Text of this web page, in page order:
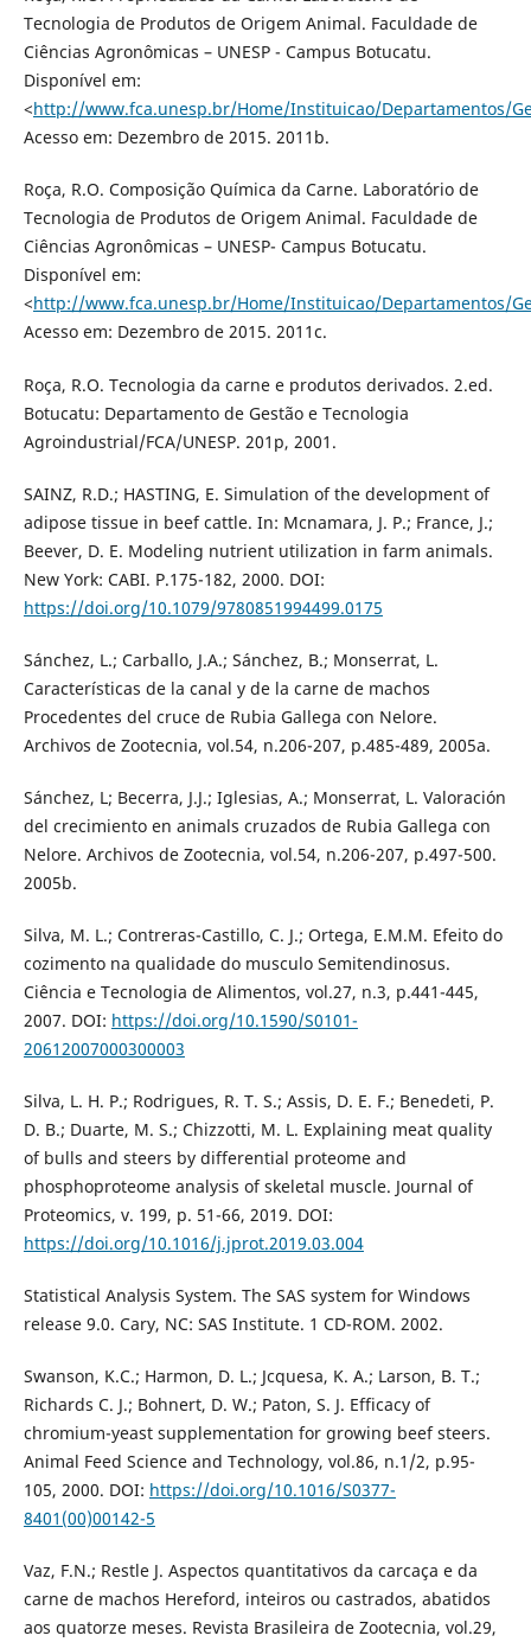
Tecnologia de Produtos de Origem Animal. Faculdade de
Ciências Agronômicas – UNESP - Campus Botucatu.
Disponível em:
<http://www.fca.unesp.br/Home/Instituicao/Departamentos/
Acesso em: Dezembro de 2015. 2011b.
Roça, R.O. Composição Química da Carne. Laboratório de
Tecnologia de Produtos de Origem Animal. Faculdade de
Ciências Agronômicas – UNESP- Campus Botucatu.
Disponível em:
<http://www.fca.unesp.br/Home/Instituicao/Departamentos/
Acesso em: Dezembro de 2015. 2011c.
Roça, R.O. Tecnologia da carne e produtos derivados. 2.ed.
Botucatu: Departamento de Gestão e Tecnologia
Agroindustrial/FCA/UNESP. 201p, 2001.
SAINZ, R.D.; HASTING, E. Simulation of the development of
adipose tissue in beef cattle. In: Mcnamara, J. P.; France, J.;
Beever, D. E. Modeling nutrient utilization in farm animals.
New York: CABI. P.175-182, 2000. DOI:
https://doi.org/10.1079/9780851994499.0175
Sánchez, L.; Carballo, J.A.; Sánchez, B.; Monserrat, L.
Características de la canal y de la carne de machos
Procedentes del cruce de Rubia Gallega con Nelore.
Archivos de Zootecnia, vol.54, n.206-207, p.485-489, 2005a.
Sánchez, L; Becerra, J.J.; Iglesias, A.; Monserrat, L. Valoración
del crecimiento en animals cruzados de Rubia Gallega con
Nelore. Archivos de Zootecnia, vol.54, n.206-207, p.497-500.
2005b.
Silva, M. L.; Contreras-Castillo, C. J.; Ortega, E.M.M. Efeito do
cozimento na qualidade do musculo Semitendinosus.
Ciência e Tecnologia de Alimentos, vol.27, n.3, p.441-445,
2007. DOI: https://doi.org/10.1590/S0101-
20612007000300003
Silva, L. H. P.; Rodrigues, R. T. S.; Assis, D. E. F.; Benedeti, P.
D. B.; Duarte, M. S.; Chizzotti, M. L. Explaining meat quality
of bulls and steers by differential proteome and
phosphoproteome analysis of skeletal muscle. Journal of
Proteomics, v. 199, p. 51-66, 2019. DOI:
https://doi.org/10.1016/j.jprot.2019.03.004
Statistical Analysis System. The SAS system for Windows
release 9.0. Cary, NC: SAS Institute. 1 CD-ROM. 2002.
Swanson, K.C.; Harmon, D. L.; Jcquesa, K. A.; Larson, B. T.;
Richards C. J.; Bohnert, D. W.; Paton, S. J. Efficacy of
chromium-yeast supplementation for growing beef steers.
Animal Feed Science and Technology, vol.86, n.1/2, p.95-
105, 2000. DOI: https://doi.org/10.1016/S0377-
8401(00)00142-5
Vaz, F.N.; Restle J. Aspectos quantitativos da carcaça e da
carne de machos Hereford, inteiros ou castrados, abatidos
aos quatorze meses. Revista Brasileira de Zootecnia, vol.29,